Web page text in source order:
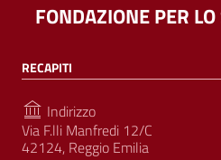
FONDAZIONE PER
RECAPITI
Indirizzo
Via F.lli Manfredi 12/C
42124, Reggio Emilia